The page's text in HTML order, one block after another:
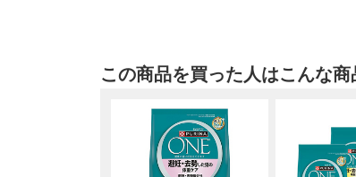
この商品を買った人はこんな